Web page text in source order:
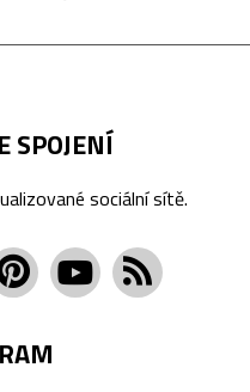
SPOJENÍ
sociální sítě.